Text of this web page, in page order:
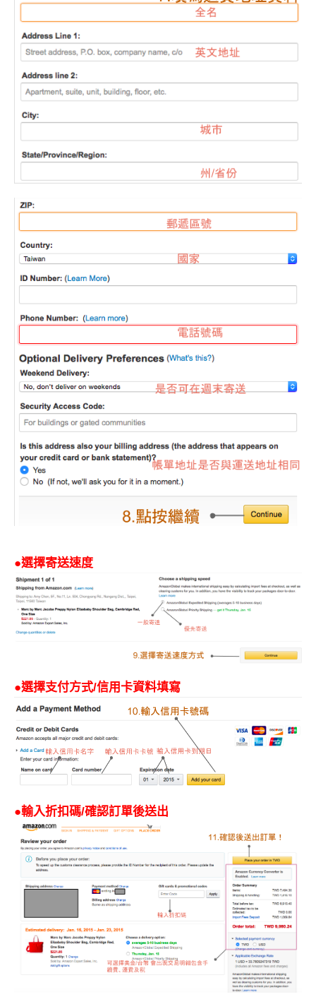
●選擇寄送速度
●選擇支付方式/信用卡資料填寫
●輸入折扣碼/確認訂單後送出